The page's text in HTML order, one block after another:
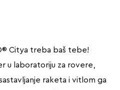
Citya treba baš tebe!
u laboratoriju za rovere,
raketa i vitlom ga